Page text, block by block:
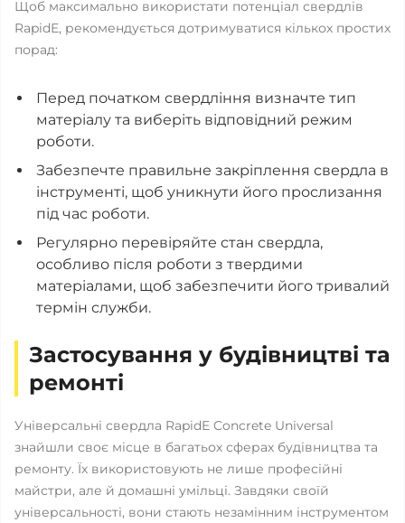
Щоб максимально використати потенціал свердлів
RapidE, рекомендується дотримуватися кількох простих
порад:
Перед початком свердління визначте тип
матеріалу та виберіть відповідний режим
роботи.
Забезпечте правильне закріплення свердла в
інструменті, щоб уникнути його прослизання
під час роботи.
Регулярно перевіряйте стан свердла,
особливо після роботи з твердими
матеріалами, щоб забезпечити його тривалий
термін служби.
Застосування у будівництві та
ремонті
Універсальні свердла RapidE Concrete Universal
знайшли своє місце в багатьох сферах будівництва та
ремонту. Їх використовують не лише професійні
майстри, але й домашні умільці. Завдяки своїй
універсальності, вони стають незамінним інструментом